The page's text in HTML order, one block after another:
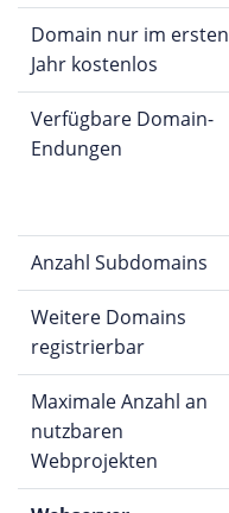
Domain nur im ersten
Jahr kostenlos
Verfügbare Domain-
Endungen
Anzahl Subdomains
Weitere Domains
registrierbar
Maximale Anzahl an
nutzbaren
Webprojekten